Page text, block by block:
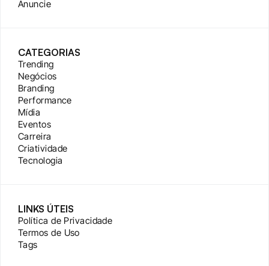
Anuncie
CATEGORIAS
Trending
Negócios
Branding
Performance
Mídia
Eventos
Carreira
Criatividade
Tecnologia
LINKS ÚTEIS
Política de Privacidade
Termos de Uso
Tags